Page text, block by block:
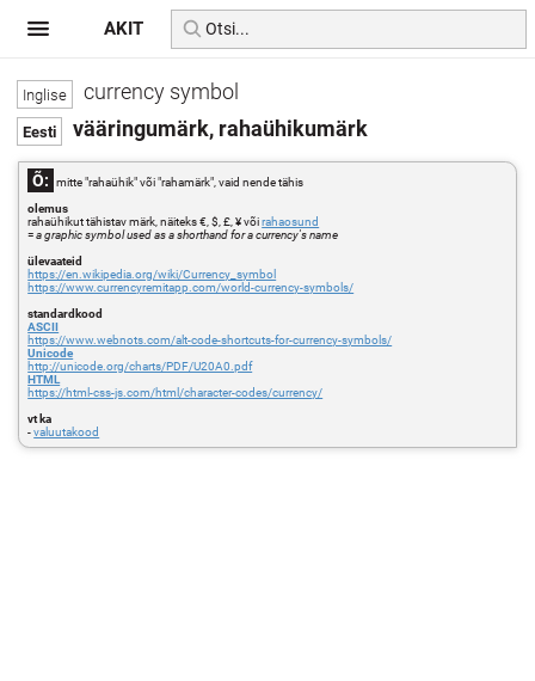
currency symbol
vääringumärk, rahaühikumärk
Õ:
mitte "rahaühik" või "rahamärk", vaid nende tähis
olemus
rahaühikut tähistav märk, näiteks €, $, £, ¥ võirahaosund
=a graphic symbol used as a shorthand for a currency's name
ülevaateid
https://en.wikipedia.org/wiki/Currency_symbol
https://www.currencyremitapp.com/world-currency-symbols/
standardkood
ASCII
https://www.webnots.com/alt-code-shortcuts-for-currency-symbols/
Unicode
http://unicode.org/charts/PDF/U20A0.pdf
HTML
https://html-css-js.com/html/character-codes/currency/
vt ka
-valuutakood
AKIT